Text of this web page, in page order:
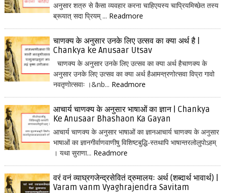
अनुसार शत्रु से कैसा व्यवहार करना चाहिएयस्य चाप्रियमिच्छेत तस्य
ब्रूयात् सदा प्रियम् ... Readmore
चाणक्य के अनुसार उनके लिए उत्सव का क्या अर्थ है |
Chankya ke Anusaar Utsav
चाणक्य के अनुसार उनके लिए उत्सव का क्या अर्थ हैचाणक्य के
अनुसार उनके लिए उत्सव का क्या अर्थ हैआमन्त्रणोत्सवा विप्रा गावो
नवतृणोत्सवाः ।&nb... Readmore
आचार्य चाणक्य के अनुसार भाषाओं का ज्ञान | Chankya
Ke Anusaar Bhashaon Ka Gayan
आचार्य चाणक्य के अनुसार भाषाओं का ज्ञानआचार्य चाणक्य के अनुसार
भाषाओं का ज्ञानगीर्वाणवाणीषु विशिष्टबुद्धि-स्तथापि भाषान्तरलोलुपोऽहम्
। यथा सुराणा... Readmore
वरं वनं व्याघ्रगजेन्द्रसेवितं द्रुमालयः अर्थ (शब्दार्थ भावार्थ) |
Varam vanm Vyaghrajendra Savitam